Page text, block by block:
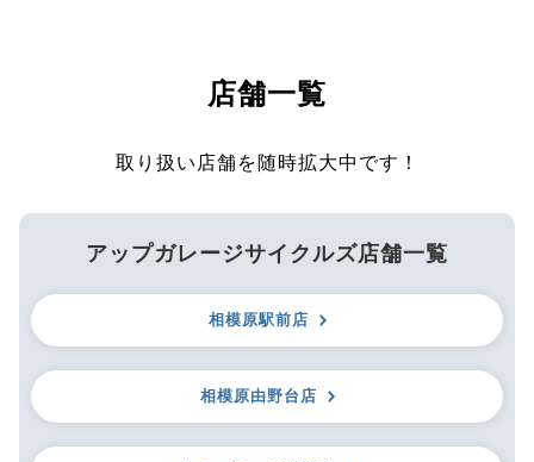
店舗一覧
取り扱い店舗を随時拡大中です！
アップガレージサイクルズ店舗一覧
相模原駅前店
相模原由野台店